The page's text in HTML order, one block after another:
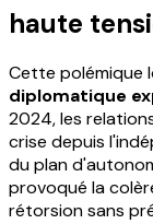
haute
Cette polémique
diplomatique
2024, les
crise depuis
du plan
provoqué la
rétorsion sans